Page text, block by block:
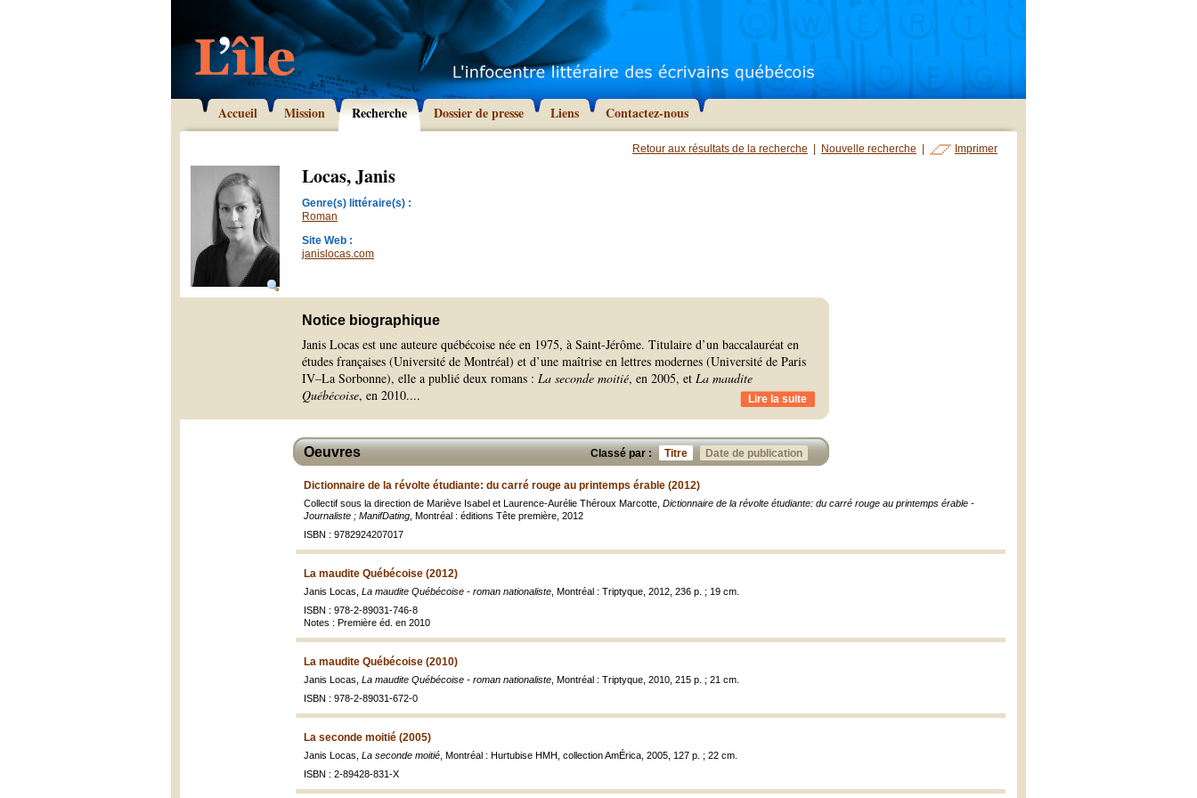
Accueil Mission Recherche Dossier de presse Liens Contactez-nous
Retour aux résultats de la recherche Nouvelle recherche Imprimer
Locas, Janis
Genre(s) littéraire(s) :
Roman
Site Web :
janislocas.com
Notice biographique
Janis Locas est une auteure québécoise née en 1975, à Saint-Jérôme. Titulaire d’un baccalauréat en
études françaises (Université de Montréal) et d’une maîtrise en lettres modernes (Université de Paris
IV–La Sorbonne), elle a publié deux romans : La seconde moitié, en 2005, et La maudite
Québécoise, en 2010.... Lire la suite
Classé par : Titre Date de publication
Oeuvres
Dictionnaire de la révolte étudiante: du carré rouge au printemps érable (2012)
Collectif sous la direction de Mariève Isabel et Laurence-Aurélie Théroux Marcotte, Dictionnaire de la révolte étudiante: du carré rouge au printemps érable -
Journaliste ; ManifDating , Montréal : éditions Tête première, 2012
ISBN : 9782924207017
La maudite Québécoise (2012)
Janis Locas, La maudite Québécoise - roman nationaliste , Montréal : Triptyque, 2012, 236 p. ; 19 cm.
ISBN : 978-2-89031-746-8
Notes : Première éd. en 2010
La maudite Québécoise (2010)
Janis Locas, La maudite Québécoise - roman nationaliste , Montréal : Triptyque, 2010, 215 p. ; 21 cm.
ISBN : 978-2-89031-672-0
La seconde moitié (2005)
Janis Locas, La seconde moitié , Montréal : Hurtubise HMH, collection AmÉrica, 2005, 127 p. ; 22 cm.
ISBN : 2-89428-831-X